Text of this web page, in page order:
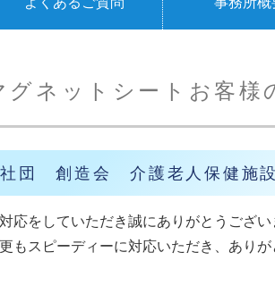
グネットシートお客様
社団 創造会 介護老人保健施
応をしていただき誠にありがとうござ
もスピーディーに対応いただき、あり